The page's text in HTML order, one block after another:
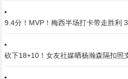
9.4分！MVP！梅西半场打卡带走胜利
砍下18+10！女友社媒晒杨瀚森隔扣照